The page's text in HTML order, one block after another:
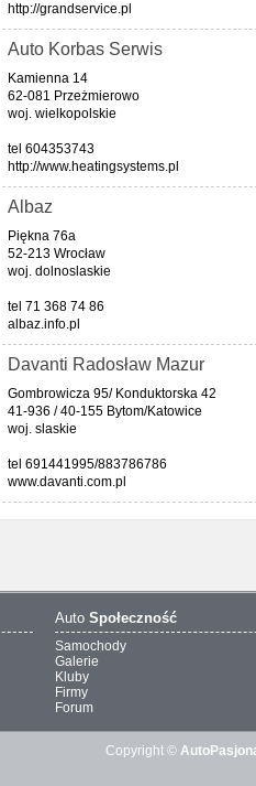
http://grandservice.pl
Auto Korbas Serwis
Kamienna 14
62-081 Przeżmierowo
woj. wielkopolskie
tel 604353743
http://www.heatingsystems.pl
Albaz
Piękna 76a
52-213 Wrocław
woj. dolnoslaskie
tel 71 368 74 86
albaz.info.pl
Davanti Radosław Mazur
Gombrowicza 95/ Konduktorska 42
41-936 / 40-155 Bytom/Katowice
woj. slaskie
tel 691441995/883786786
www.davanti.com.pl
Auto Społeczność
Samochody
Galerie
Kluby
Firmy
Forum
Copyright ©